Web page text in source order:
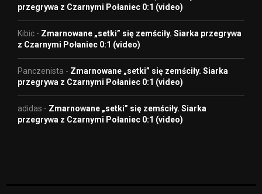
przegrywa z Czarnymi Połaniec 0:1 (video)
Kibic - Zmarnowane „setki” się zemściły. Siarka przegrywa
z Czarnymi Połaniec 0:1 (video)
Panczenista - Zmarnowane „setki” się zemściły. Siarka
przegrywa z Czarnymi Połaniec 0:1 (video)
adidas - Zmarnowane „setki” się zemściły. Siarka
przegrywa z Czarnymi Połaniec 0:1 (video)